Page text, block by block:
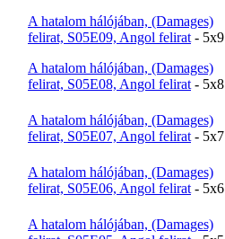
A hatalom hálójában, (Damages)
felirat, S05E09, Angol felirat - 5x9
A hatalom hálójában, (Damages)
felirat, S05E08, Angol felirat - 5x8
A hatalom hálójában, (Damages)
felirat, S05E07, Angol felirat - 5x7
A hatalom hálójában, (Damages)
felirat, S05E06, Angol felirat - 5x6
A hatalom hálójában, (Damages)